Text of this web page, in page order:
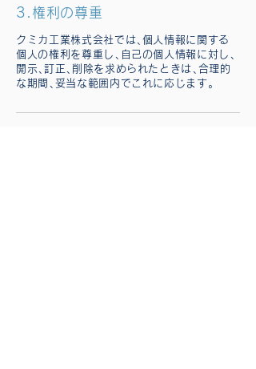
3.権利の尊重
クミカ工業株式会社では､個人情報に関する
個人の権利を尊重し､自己の個人情報に対し､
開示､訂正､削除を求められたときは､合理的
な期間､妥当な範囲内でこれに応じます。